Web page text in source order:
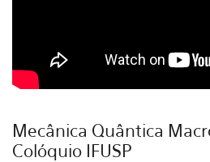
Mecânica Quântica
Colóquio IFUSP